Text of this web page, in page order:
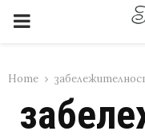
PRIMARY
Home